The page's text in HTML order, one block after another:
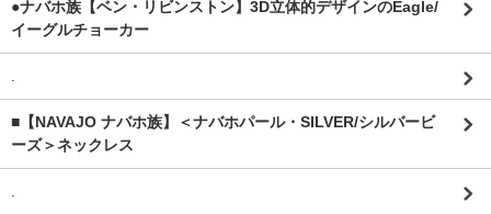
●ナバホ族【ベン・リビンストン】3D立体的デザインのEagle/
イーグルチョーカー
■【NAVAJO ナバホ族】＜ナバホパール・SILVER/シルバービ
ーズ＞ネックレス